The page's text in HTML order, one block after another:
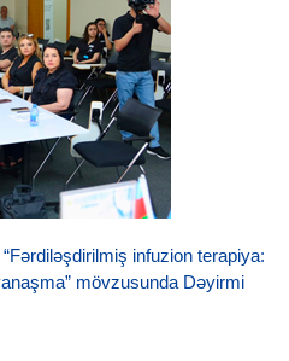
infuzion terapiya:
mövzusunda Dəyirmi